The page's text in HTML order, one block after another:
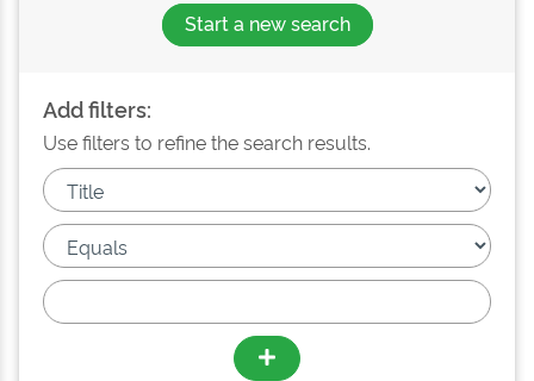
Start a new search
Add filters:
Use filters to refine the search results.